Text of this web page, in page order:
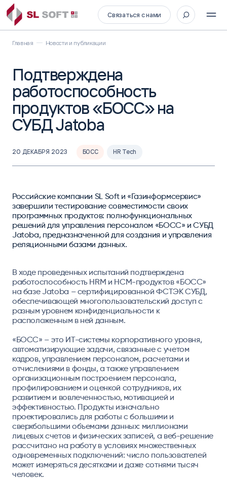
Связаться с нами
Главная Новости и публикации
Подтверждена
работоспособность
продуктов «БОСС» на
СУБД Jatoba
20 ДЕКАБРЯ 2023 БОСС HR Tech
Российские компании SL Soft и «Газинформсервис»
завершили тестирование совместимости своих
программных продуктов: полнофункциональных
решений для управления персоналом «БОСС» и СУБД
Jatoba, предназначенной для создания и управления
реляционными базами данных.
В ходе проведенных испытаний подтверждена
работоспособность HRM и HCM-продуктов «БОСС»
на базе Jatoba – сертифицированной ФСТЭК СУБД,
обеспечивающей многопользовательский доступ с
разным уровнем конфиденциальности к
расположенным в ней данным.
«БОСС» – это ИТ-системы корпоративного уровня,
автоматизирующие задачи, связанные с учетом
кадров, управлением персоналом, расчетами и
отчислениями в фонды, а также управлением
организационным построением персонала,
профилированием и оценкой сотрудников, их
развитием и вовлеченностью, мотивацией и
эффективностью. Продукты изначально
проектировались для работы с большими и
сверхбольшими объемами данных: миллионами
лицевых счетов и физических записей, а веб-решение
рассчитано на работу в условиях множественных
одновременных подключений: число пользователей
может измеряться десятками и даже сотнями тысяч
человек.